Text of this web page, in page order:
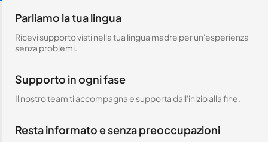
Parliamo la tua lingua
Ricevi supporto visti nella tua lingua madre per un'esperienza
senza problemi.
Supporto in ogni fase
Il nostro team ti accompagna e supporta dall'inizio alla fine.
Resta informato e senza preoccupazioni